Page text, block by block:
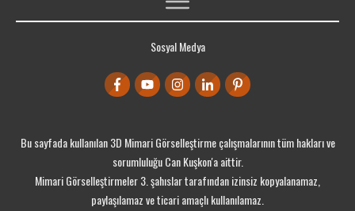
ÜCRETSIZ EĞITIM SETLERI
Sosyal Medya
Bu sayfada kullanılan 3D Mimari Görselleştirme çalışmalarının tüm hakları ve
sorumluluğu Can Kuşkon'a aittir.
Mimari Görselleştirmeler 3. şahıslar tarafından izinsiz kopyalanamaz,
paylaşılamaz ve ticari amaçlı kullanılamaz.